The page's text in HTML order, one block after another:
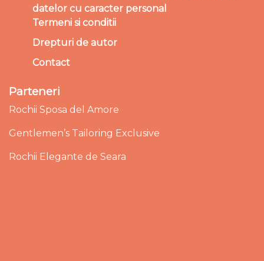
datelor cu caracter personal
Termeni si conditii
Drepturi de autor
Contact
Parteneri
Rochii Sposa del Amore
Gentlemen’s Tailoring Exclusive
Rochii Elegante de Seara